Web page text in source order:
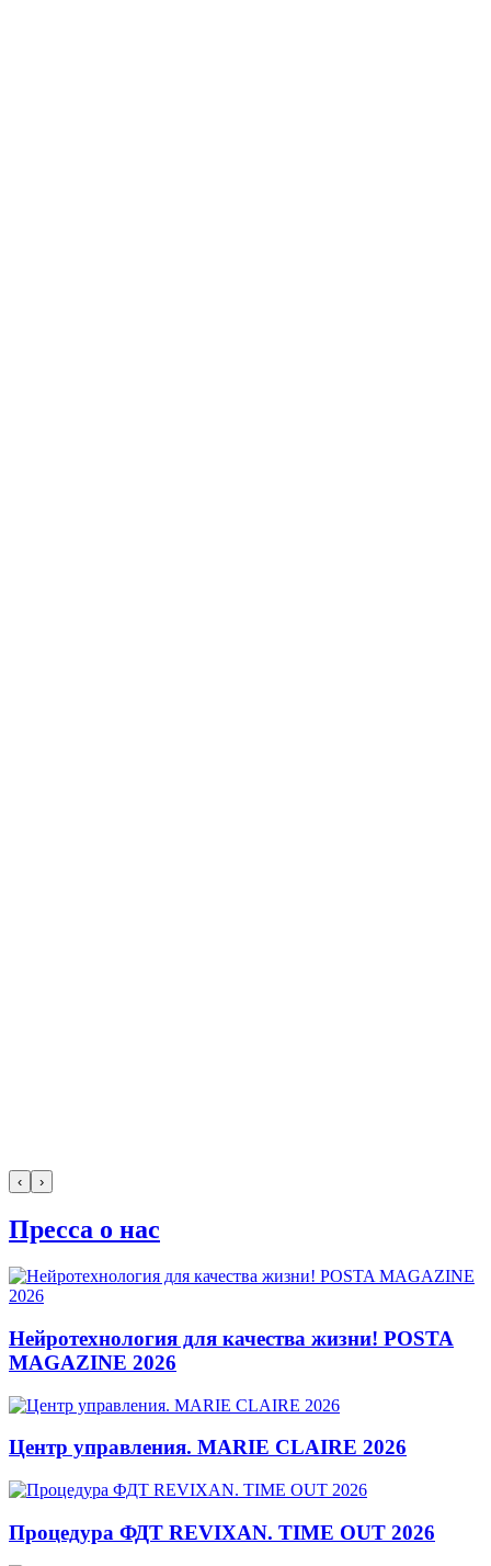
‹ ›
Пресса о нас
Нейротехнология для качества жизни! POSTA
MAGAZINE 2026
Центр управления. MARIE CLAIRE 2026
Процедура ФДТ REVIXAN. TIME OUT 2026